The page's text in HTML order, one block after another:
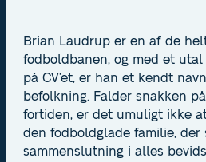
Heading 3
Heading 4
Heading 5
Brian Laudrup er en af de
fodboldbanen, og med et
på CV’et, er han et kendt
befolkning. Falder snakken
fortiden, er det umuligt ikke
den fodboldglade familie, der
sammenslutning i alles